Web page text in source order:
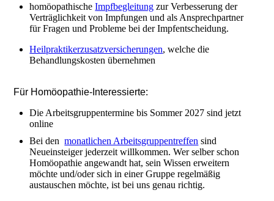
homöopathischeImpfbegleitung zur Verbesserung der
Verträglichkeit von Impfungen und als Ansprechpartner
für Fragen und Probleme bei der Impfentscheidung.
Heilpraktikerzusatzversicherungen, welche die
Behandlungskosten übernehmen
Für Homöopathie-Interessierte:
Die Arbeitsgruppentermine bis Sommer 2027 sind jetzt
online
Bei denmonatlichen Arbeitsgruppentreffen sind
Neueinsteiger jederzeit willkommen. Wer selber schon
Homöopathie angewandt hat, sein Wissen erweitern
möchte und/oder sich in einer Gruppe regelmäßig
austauschen möchte, ist bei uns genau richtig.